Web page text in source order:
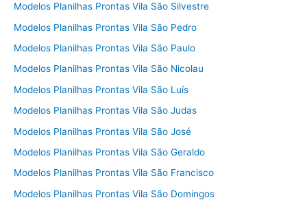
Modelos Planilhas Prontas Vila São Silvestre
Modelos Planilhas Prontas Vila São Pedro
Modelos Planilhas Prontas Vila São Paulo
Modelos Planilhas Prontas Vila São Nicolau
Modelos Planilhas Prontas Vila São Luís
Modelos Planilhas Prontas Vila São Judas
Modelos Planilhas Prontas Vila São José
Modelos Planilhas Prontas Vila São Geraldo
Modelos Planilhas Prontas Vila São Francisco
Modelos Planilhas Prontas Vila São Domingos